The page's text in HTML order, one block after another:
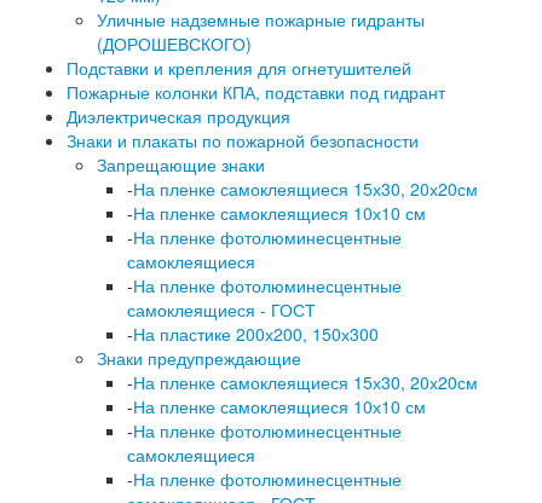
Уличные надземные пожарные гидранты
(ДОРОШЕВСКОГО)
Подставки и крепления для огнетушителей
Пожарные колонки КПА, подставки под гидрант
Диэлектрическая продукция
Знаки и плакаты по пожарной безопасности
Запрещающие знаки
-На пленке самоклеящиеся 15х30, 20х20см
-На пленке самоклеящиеся 10х10 см
-На пленке фотолюминесцентные
самоклеящиеся
-На пленке фотолюминесцентные
самоклеящиеся - ГОСТ
-На пластике 200х200, 150х300
Знаки предупреждающие
-На пленке самоклеящиеся 15х30, 20х20см
-На пленке самоклеящиеся 10х10 см
-На пленке фотолюминесцентные
самоклеящиеся
-На пленке фотолюминесцентные